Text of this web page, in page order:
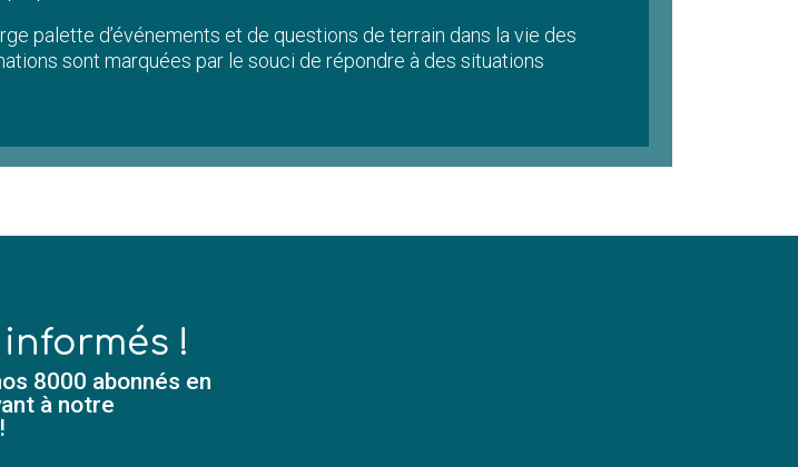
palette d’événements et de questions de terrain dans la vie des
sont marquées par le souci de répondre à des situations
informés !
8000 abonnés en
à notre